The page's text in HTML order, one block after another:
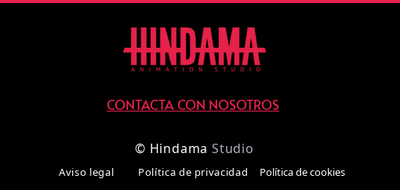
CONTACTA CON NOSOTROS
© Hindama Studio
Aviso legal Política de privacidad Política de cookies